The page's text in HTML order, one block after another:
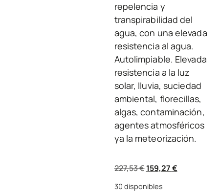
repelencia y
transpirabilidad del
agua, con una elevada
resistencia al agua.
Autolimpiable. Elevada
resistencia a la luz
solar, lluvia, suciedad
ambiental, florecillas,
algas, contaminación,
agentes atmosféricos
ya la meteorización.
227,53€ 159,27€
30 disponibles